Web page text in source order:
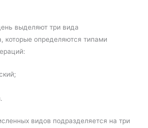
выделяют три вида
которые определяются типами
видов подразделяется на три